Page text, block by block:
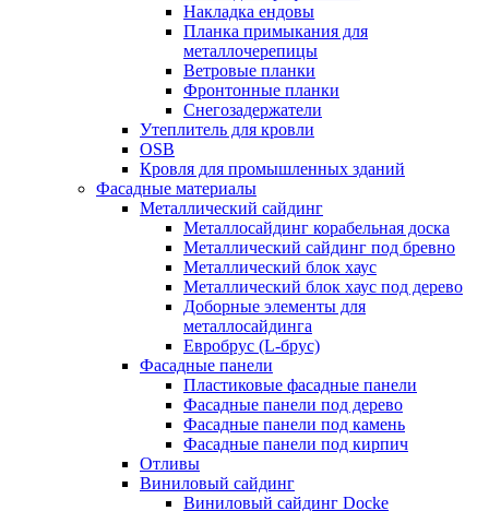
Накладка ендовы
Планка примыкания для
металлочерепицы
Ветровые планки
Фронтонные планки
Снегозадержатели
Утеплитель для кровли
OSB
Кровля для промышленных зданий
Фасадные материалы
Металлический сайдинг
Металлосайдинг корабельная доска
Металлический сайдинг под бревно
Металлический блок хаус
Металлический блок хаус под дерево
Доборные элементы для
металлосайдинга
Евробрус (L-брус)
Фасадные панели
Пластиковые фасадные панели
Фасадные панели под дерево
Фасадные панели под камень
Фасадные панели под кирпич
Отливы
Виниловый сайдинг
Виниловый сайдинг Docke